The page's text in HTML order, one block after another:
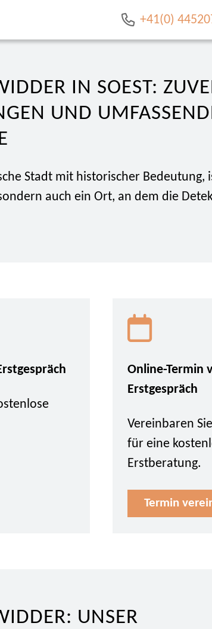
+41(0)
IN SOEST:
UND
Stadt mit historischer Bedeutung,
auch ein Ort, an dem die
Online-Termin
Erstgespräch
Vereinbaren
für eine
Erstberatung.
Termin
UNSER